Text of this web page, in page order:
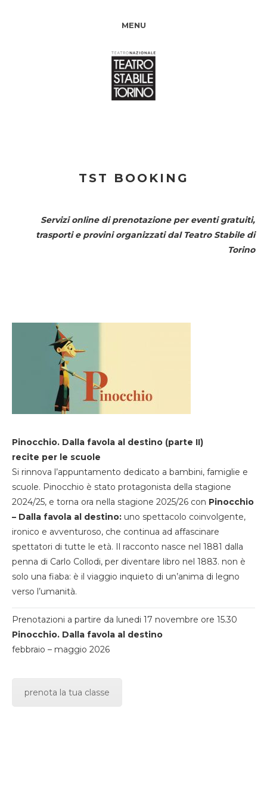
MENU
TST BOOKING
Servizi online di prenotazione per eventi gratuiti,
trasporti e provini organizzati dal Teatro Stabile di
Torino
Pinocchio. Dalla favola al destino (parte II)
recite per le scuole
Si rinnova l’appuntamento dedicato a bambini, famiglie e
scuole. Pinocchio è stato protagonista della stagione
2024/25, e torna ora nella stagione 2025/26 con Pinocchio
– Dalla favola al destino: uno spettacolo coinvolgente,
ironico e avventuroso, che continua ad affascinare
spettatori di tutte le età. Il racconto nasce nel 1881 dalla
penna di Carlo Collodi, per diventare libro nel 1883. non è
solo una fiaba: è il viaggio inquieto di un’anima di legno
verso l’umanità.
Prenotazioni a partire da lunedi 17 novembre ore 15.30
Pinocchio. Dalla favola al destino
febbraio – maggio 2026
prenota la tua classe